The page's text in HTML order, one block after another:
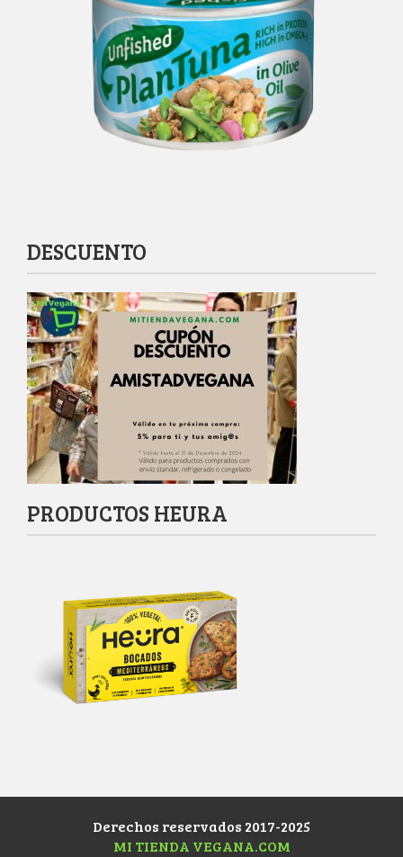
DESCUENTO
PRODUCTOS HEURA
Derechos reservados 2017-2025
MI TIENDA VEGANA.COM